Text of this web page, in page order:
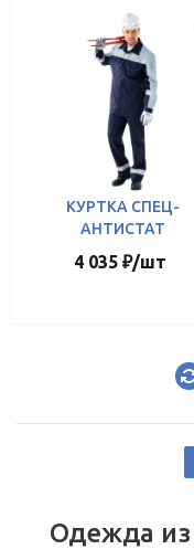
КУРТКА СПЕЦ-
АНТИСТАТ
4 035 ₽/шт
Одежда